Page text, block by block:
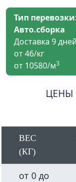
Тип
Авто.сборка
Доставка 9 дней
от 46/кг
от 10580/м3
ЦЕНЫ
ВЕС
(КГ)
от 0 до